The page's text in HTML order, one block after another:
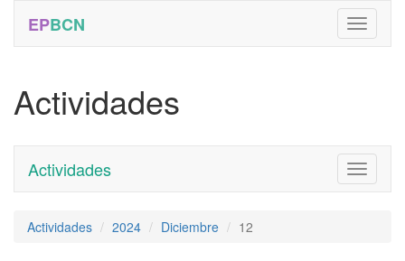
EPBCN
Actividades
Toggle
Actividades
Actividades 2024 Diciembre 12